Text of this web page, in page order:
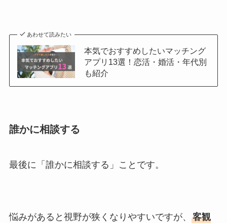
あわせて読みたい
本気でおすすめしたいマッチング
アプリ13選！恋活・婚活・年代別
も紹介
誰かに相談する
最後に「誰かに相談する」ことです。
悩みがあると視野が狭くなりやすいですが、 客観